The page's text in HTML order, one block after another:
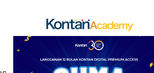
untuk Ukraina
10
Jelang Rights Issue,
Hapsoro Divestasi
Saham Bukit Uluwatu
Link dan Syarat
Dokumen Pendaftaran
Pandang Istana untuk
Ikut Upacara HUT Ke-81